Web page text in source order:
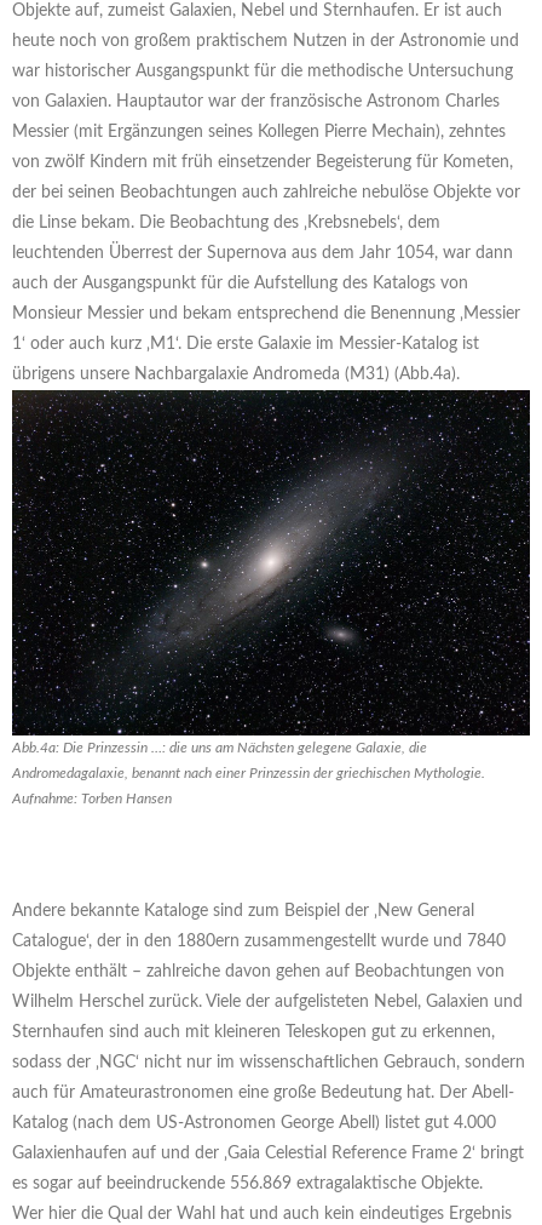
Objekte auf, zumeist Galaxien, Nebel und Sternhaufen. Er ist auch
heute noch von großem praktischem Nutzen in der Astronomie und
war historischer Ausgangspunkt für die methodische Untersuchung
von Galaxien. Hauptautor war der französische Astronom Charles
Messier (mit Ergänzungen seines Kollegen Pierre Mechain), zehntes
von zwölf Kindern mit früh einsetzender Begeisterung für Kometen,
der bei seinen Beobachtungen auch zahlreiche nebulöse Objekte vor
die Linse bekam. Die Beobachtung des ‚Krebsnebels‘, dem
leuchtenden Überrest der Supernova aus dem Jahr 1054, war dann
auch der Ausgangspunkt für die Aufstellung des Katalogs von
Monsieur Messier und bekam entsprechend die Benennung ‚Messier
1‘ oder auch kurz ‚M1‘. Die erste Galaxie im Messier-Katalog ist
übrigens unsere Nachbargalaxie Andromeda (M31) (Abb.4a).
Abb.4a: Die Prinzessin …: die uns am Nächsten gelegene Galaxie, die
Andromedagalaxie, benannt nach einer Prinzessin der griechischen Mythologie.
Aufnahme: Torben Hansen
Andere bekannte Kataloge sind zum Beispiel der ‚New General
Catalogue‘, der in den 1880ern zusammengestellt wurde und 7840
Objekte enthält – zahlreiche davon gehen auf Beobachtungen von
Wilhelm Herschel zurück. Viele der aufgelisteten Nebel, Galaxien und
Sternhaufen sind auch mit kleineren Teleskopen gut zu erkennen,
sodass der ‚NGC‘ nicht nur im wissenschaftlichen Gebrauch, sondern
auch für Amateurastronomen eine große Bedeutung hat. Der Abell-
Katalog (nach dem US-Astronomen George Abell) listet gut 4.000
Galaxienhaufen auf und der ‚Gaia Celestial Reference Frame 2‘ bringt
es sogar auf beeindruckende 556.869 extragalaktische Objekte.
Wer hier die Qual der Wahl hat und auch kein eindeutiges Ergebnis